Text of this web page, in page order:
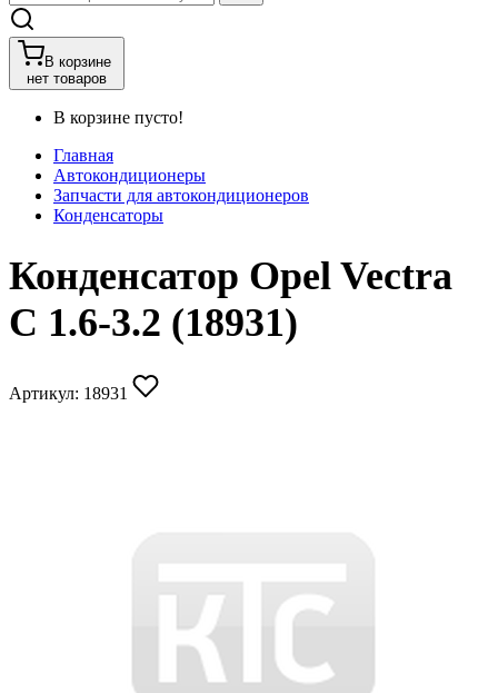
В корзине
нет товаров
В корзине пусто!
Главная
Автокондиционеры
Запчасти для автокондиционеров
Конденсаторы
Конденсатор Opel Vectra
C 1.6-3.2 (18931)
Артикул: 18931